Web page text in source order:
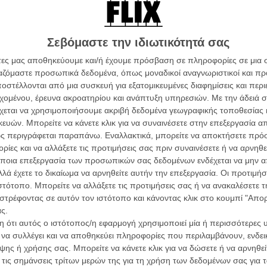
Σεβόμαστε την ιδιωτικότητά σας
μας αποθηκεύουμε και/ή έχουμε πρόσβαση σε πληροφορίες σε
προσωπικά δεδομένα, όπως μοναδικοί αναγνωριστικοί και
από μια συσκευή για εξατομικευμένες διαφημίσεις και
έρευνα ακροατηρίου και ανάπτυξη υπηρεσιών. Με την άδειά
να χρησιμοποιήσουμε ακριβή δεδομένα γεωγραφικής τοποθεσίας
Μπορείτε να κάνετε κλικ για να συναινέσετε στην επεξεργασία
περιγράφεται παραπάνω. Εναλλακτικά, μπορείτε να αποκτήσετε
και να αλλάξετε τις προτιμήσεις σας πριν συναινέσετε ή να
επεξεργασία των προσωπικών σας δεδομένων ενδέχεται να μην
έχετε το δικαίωμα να αρνηθείτε αυτήν την επεξεργασία. Οι
Μπορείτε να αλλάξετε τις προτιμήσεις σας ή να ανακαλέσετε
σε αυτόν τον ιστότοπο και κάνοντας κλικ στο κουμπί
αυτός ο ιστότοπος/η εφαρμογή χρησιμοποιεί μία ή περισσότερες
συλλέγει και να αποθηκεύει πληροφορίες που περιλαμβάνουν,
ή χρήσης σας. Μπορείτε να κάνετε κλικ για να δώσετε ή να
σημάνσεις τρίτων μερών της για τη χρήση των δεδομένων σας
Γιάννη Καραμπεσίνη, κυρίας Μαίρης Μαράντη
σήμερα που διάφοροι απίθανοι τύποι επιλέγουν να
αφορούν κανέναν όπως «Η ύστερη Νεωτερικότητα
μεταμοντέρνων υποκειμένων» η τελευταία
Αρμένη να χορεύει ζεϊμπέκικο, τον Ηλία να γκρεμίζει,
πεδίο της αναπαράστασης της ζωής μέσω της
μέσω της ζωής.
δόνησε για την παρουσία, τη φωνή και τη γούνα
όρθιο μπουζουξή δίπλα της και το συφοριασμένο
πάντα επίσης μια λεπτομέρεια: Ο Μάκης
στη νύχτα, φοράει την καμπαρτίνα του από την
κέντρο «Βιετνάμ» - μετά από διαταγή του -
του, όπως απαλλασσόμαστε μετά από
τη θυμίζουν
συγκινήθηκαν ακόμη περισσότερο
να ερμηνεύει στην ίδια ταινία μερικά
ο Σπύρος («μικρός τσιγγάνος» ήταν το
ανάμεσά μας, η συγκίνηση γίνεται ακόμη
Οι
Μπέλα
Μια Θέση
A Place
Τζορτζ
Οδύσσεια
The
Ψηλά
Tacones
Πέδρο
Ο